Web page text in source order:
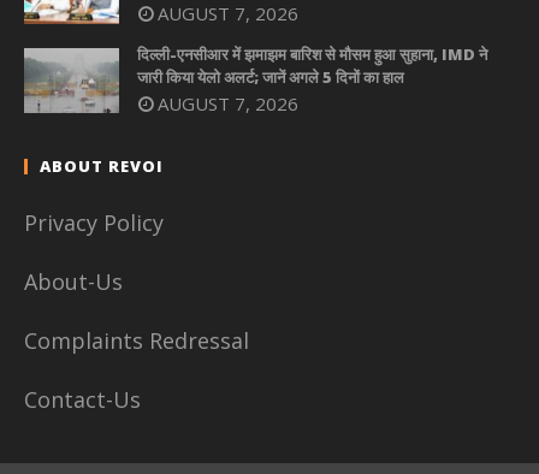
AUGUST 7, 2026
दिल्ली-एनसीआर में झमाझम बारिश से मौसम हुआ सुहाना, IMD ने
जारी किया येलो अलर्ट; जानें अगले 5 दिनों का हाल
AUGUST 7, 2026
ABOUT REVOI
Privacy Policy
About-Us
Complaints Redressal
Contact-Us